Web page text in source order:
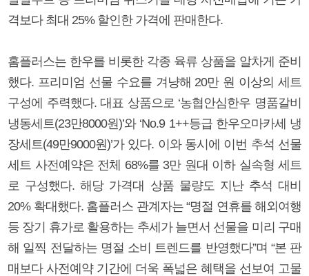
격보다 최대 25% 할인한 가격에 판매한다.
홈플러스는 한우를 비롯한 각종 육류 상품을 알차게 준비
했다. 프리미엄 선물 수요를 겨냥해 20만 원 이상의 세트
구성에 주력했다. 대표 상품으로 ‘농협안심한우 명품갈비
냉동세트(23만8000원)’와 ‘No.9 1++등급 한우오마카세 냉
장세트(49만9000원)’가 있다. 이와 동시에 이번 추석 선물
세트 사전예약은 전체 68%를 3만 원대 이하 실속형 세트
로 구성했다. 해당 가격대 상품 물량도 지난 추석 대비
20% 확대했다. 홈플러스 관계자는 “명절 연휴를 해외여행
등 장기 휴가로 활용하는 추세가 늘면서 선물을 미리 구매
해 일찍 전달하는 명절 소비 트렌드를 반영했다”며 “본 판
매보다 사전예약 기간에 더욱 폭넓은 혜택을 선보여 고물